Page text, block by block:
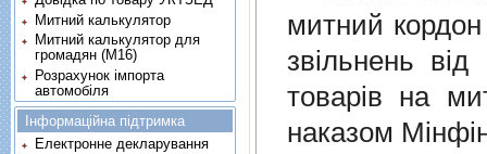
митний
звiльнень вiд
товарiв на
наказом
Митний калькулятор
Митний калькулятор для
громадян (М16)
Розрахунок імпорта
автомобіля
Інформаційна підтримка
Електронне декларування